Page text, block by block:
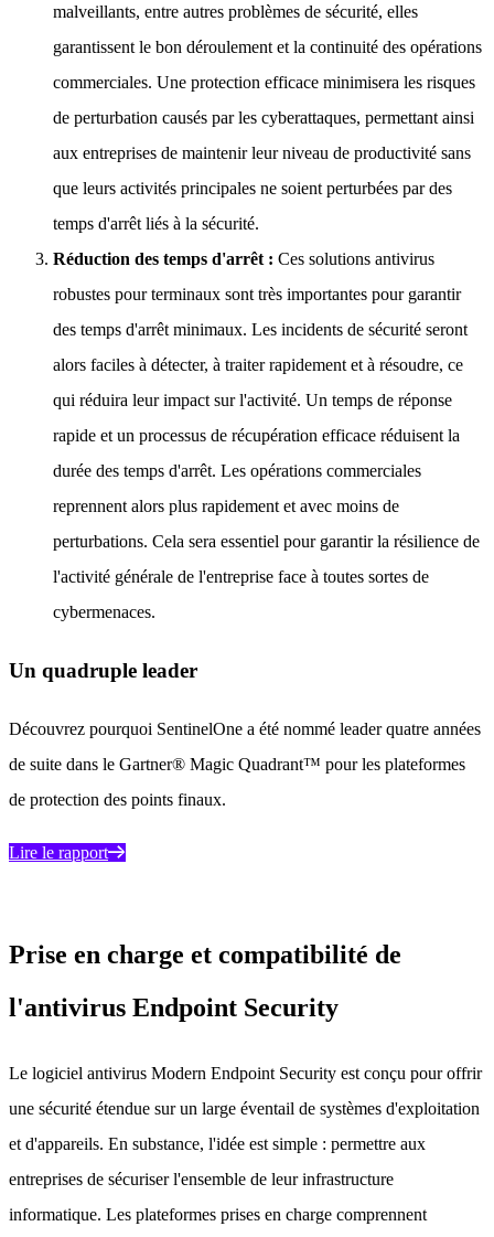
malveillants, entre autres problèmes de sécurité, elles
garantissent le bon déroulement et la continuité des opérations
commerciales. Une protection efficace minimisera les risques
de perturbation causés par les cyberattaques, permettant ainsi
aux entreprises de maintenir leur niveau de productivité sans
que leurs activités principales ne soient perturbées par des
temps d'arrêt liés à la sécurité.
Réduction des temps d'arrêt : Ces solutions antivirus
robustes pour terminaux sont très importantes pour garantir
des temps d'arrêt minimaux. Les incidents de sécurité seront
alors faciles à détecter, à traiter rapidement et à résoudre, ce
qui réduira leur impact sur l'activité. Un temps de réponse
rapide et un processus de récupération efficace réduisent la
durée des temps d'arrêt. Les opérations commerciales
reprennent alors plus rapidement et avec moins de
perturbations. Cela sera essentiel pour garantir la résilience de
l'activité générale de l'entreprise face à toutes sortes de
cybermenaces.
Un quadruple leader
Découvrez pourquoi SentinelOne a été nommé leader quatre années
de suite dans le Gartner® Magic Quadrant™ pour les plateformes
de protection des points finaux.
Lire le rapport
Prise en charge et compatibilité de
l'antivirus Endpoint Security
Le logiciel antivirus Modern Endpoint Security est conçu pour offrir
une sécurité étendue sur un large éventail de systèmes d'exploitation
et d'appareils. En substance, l'idée est simple : permettre aux
entreprises de sécuriser l'ensemble de leur infrastructure
informatique. Les plateformes prises en charge comprennent